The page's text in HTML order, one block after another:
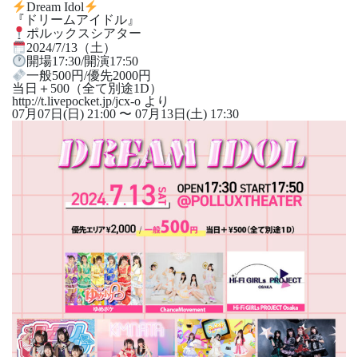
Dream Idol
『ドリームアイドル』
ポルックスシアター
2024/7/13（土）
開場17:30/開演17:50
一般500円/優先2000円
当日＋500（全て別途1D）
http://t.livepocket.jp/jcx-o より
07月07日(日) 21:00 〜 07月13日(土) 17:30